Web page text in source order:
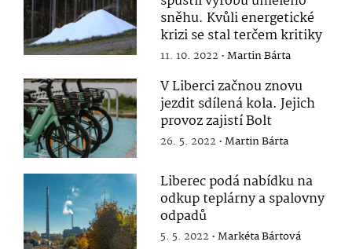
sněhu. Kvůli energetické
krizi se stal terčem kritiky
11. 10. 2022 •Martin Bárta
V Liberci začnou znovu
jezdit sdílená kola. Jejich
provoz zajistí Bolt
26. 5. 2022 •Martin Bárta
Liberec podá nabídku na
odkup teplárny a spalovny
odpadů
5. 5. 2022 •Markéta Bártová